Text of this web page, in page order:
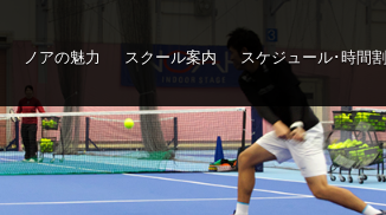
ノアの魅力 スクール案内 スケジュール･時間割